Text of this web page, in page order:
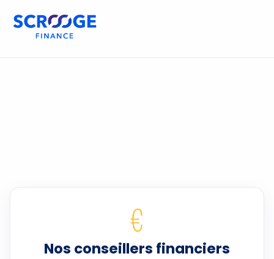
€
Nos conseillers financiers